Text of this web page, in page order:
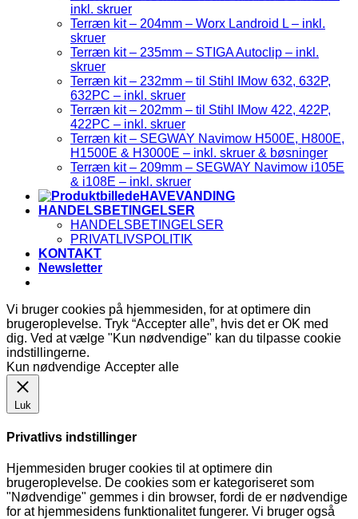
inkl. skruer
Terræn kit – 204mm – Worx Landroid L – inkl.
skruer
Terræn kit – 235mm – STIGA Autoclip – inkl.
skruer
Terræn kit – 232mm – til Stihl IMow 632, 632P,
632PC – inkl. skruer
Terræn kit – 202mm – til Stihl IMow 422, 422P,
422PC – inkl. skruer
Terræn kit – SEGWAY Navimow H500E, H800E,
H1500E & H3000E – inkl. skruer & bøsninger
Terræn kit – 209mm – SEGWAY Navimow i105E
& i108E – inkl. skruer
HAVEVANDING
HANDELSBETINGELSER
HANDELSBETINGELSER
PRIVATLIVSPOLITIK
KONTAKT
Newsletter
Vi bruger cookies på hjemmesiden, for at optimere din
brugeroplevelse. Tryk “Accepter alle”, hvis det er OK med
dig. Ved at vælge "Kun nødvendige" kan du tilpasse cookie
indstillingerne.
Kun nødvendige Accepter alle
Luk
Privatlivs indstillinger
Hjemmesiden bruger cookies til at optimere din
brugeroplevelse. De cookies som er kategoriseret som
"Nødvendige" gemmes i din browser, fordi de er nødvendige
for at hjemmesidens funktionalitet fungerer. Vi bruger også